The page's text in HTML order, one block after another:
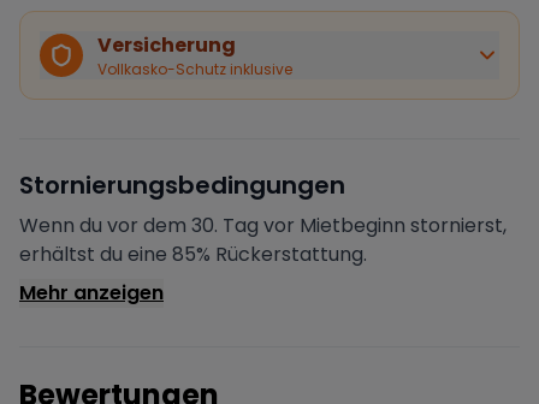
Käuferschutz inklusive
Bei Stornierung durch den Vermieter erhältst du eine
vollständige Rückerstattung.
Sofortige Bestätigung
Sichere Zahlung
Deine Zahlung wird verschlüsselt verarbeitet. Deine
Daten sind geschützt.
Verifizierter Vermieter
verifiziert.
Versicherung
Vollkasko-Schutz inklusive
Stornierungsbedingungen
Wenn du vor dem 30. Tag vor Mietbeginn stornierst,
erhältst du eine 85% Rückerstattung.
Mehr anzeigen
Bewertungen